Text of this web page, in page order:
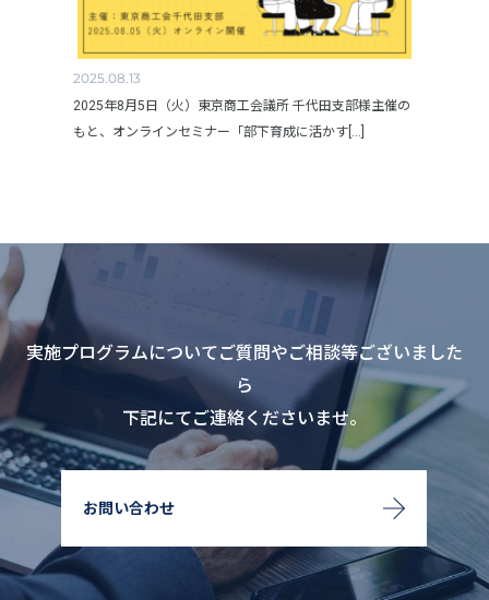
2025.08.13
2025年8月5日（火）東京商工会議所 千代田支部様主催の
もと、オンラインセミナー「部下育成に活かす[...]
実施プログラムについてご質問やご相談等ございました
ら
下記にてご連絡くださいませ。
お問い合わせ